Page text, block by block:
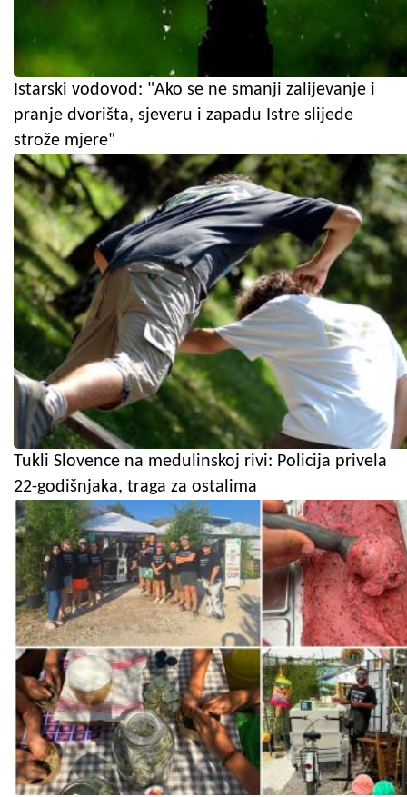
Istarski vodovod: "Ako se ne smanji zalijevanje i
pranje dvorišta, sjeveru i zapadu Istre slijede
strože mjere"
Tukli Slovence na medulinskoj rivi: Policija privela
22-godišnjaka, traga za ostalima